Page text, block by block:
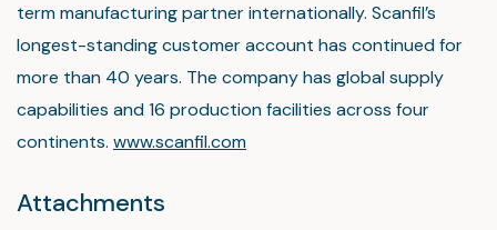
term manufacturing partner internationally. Scanfil’s
longest-standing customer account has continued for
more than 40 years. The company has global supply
capabilities and 16 production facilities across four
continents. www.scanfil.com
Attachments